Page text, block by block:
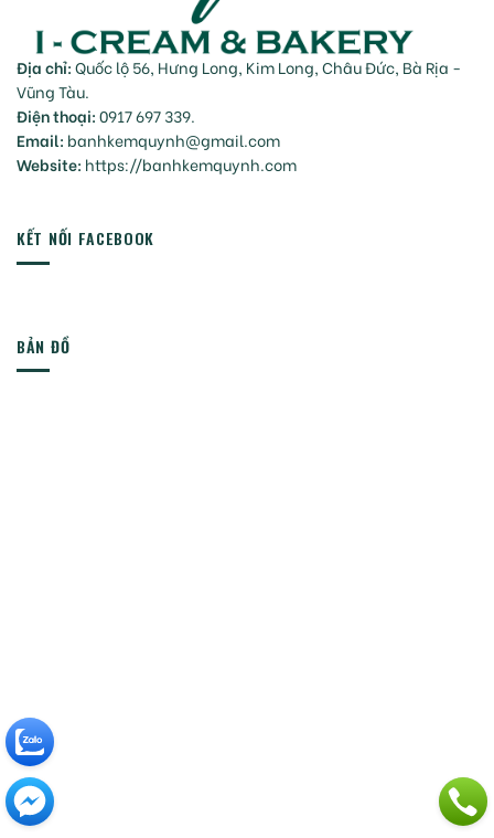
Địa chỉ:Quốc lộ 56, Hưng Long, Kim Long, Châu Đức, Bà Rịa -
Vũng Tàu.
Điện thoại:0917 697 339.
Email: banhkemquynh@gmail.com
Website: https://banhkemquynh.com
KẾT NỐI FACEBOOK
BẢN ĐỒ